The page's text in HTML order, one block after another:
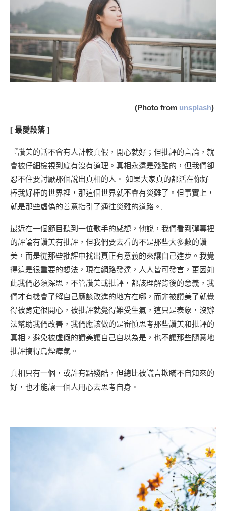
(Photo from unsplash)
[ 最愛段落]
『讚美的話不會有人計較真假，開心就好；但批評的言論，就
會被仔細檢視到底有沒有道理。真相永遠是殘酷的，但我們卻
忍不住要討厭那個說出真相的人。 如果大家真的都活在你好
棒我好棒的世界裡，那這個世界就不會有災難了。但事實上，
就是那些虛偽的善意指引了通往災難的道路。』
最近在一個節目聽到一位歌手的感想，他說，我們看到彈幕裡
的評論有讚美有批評，但我們要去看的不是那些大多數的讚
美，而是從那些批評中找出真正有意義的來讓自己進步。我覺
得這是很重要的想法，現在網路發達，人人皆可發言，更因如
此我們必須深思，不管讚美或批評，都該理解背後的意義，我
們才有機會了解自己應該改進的地方在哪，而非被讚美了就覺
得被肯定很開心，被批評就覺得難受生氣，這只是表象，沒辦
法幫助我們改善，我們應該做的是審慎思考那些讚美和批評的
真相，避免被虛假的讚美讓自己自以為是，也不讓那些隨意地
批評搞得烏煙瘴氣。
真相只有一個，或許有點殘酷，但總比被謊言欺瞞不自知來的
好，也才能讓一個人用心去思考自身。